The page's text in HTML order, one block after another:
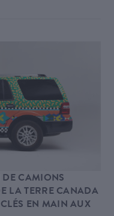
CAMIONS
LA TERRE CANADA
EN MAIN AUX